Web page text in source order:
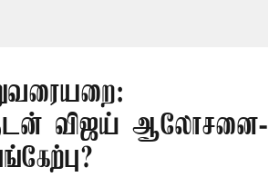
விஜய் ஆலோசனை-